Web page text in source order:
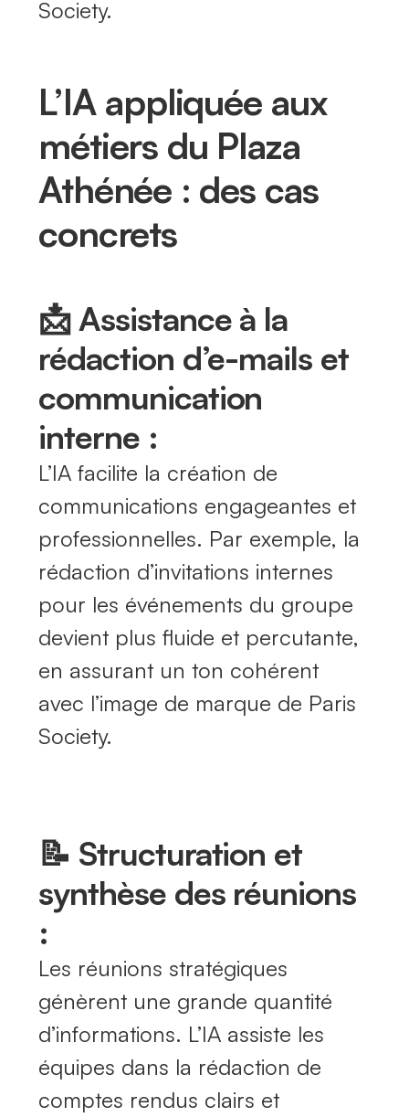
Society.
L’IA appliquée aux
métiers du Plaza
Athénée : des cas
concrets
📩 Assistance à la
rédaction d’e-mails et
communication
interne :
L’IA facilite la création de
communications engageantes et
professionnelles. Par exemple, la
rédaction d’invitations internes
pour les événements du groupe
devient plus fluide et percutante,
en assurant un ton cohérent
avec l’image de marque de Paris
Society.
📝 Structuration et
synthèse des réunions
:
Les réunions stratégiques
génèrent une grande quantité
d’informations. L’IA assiste les
équipes dans la rédaction de
comptes rendus clairs et